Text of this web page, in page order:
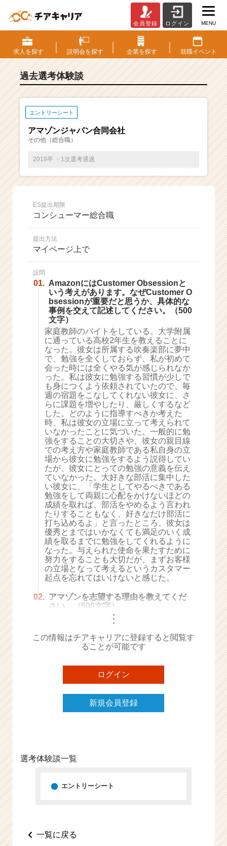
S・
選
考
験
ベ
チ
ー・
成
業
ス
ト
が
届
く
活
サ
イ
ト
チ
ア
キ
ャ
リ
ア
（C
h
e
e
C
a
r
e
e
r）
会員登録 ログイン MENU
求人を探す 説明会を探す 企業を探す 就職イベント
過去選考体験談
エントリーシート
アマゾンジャパン合同会社
その他（総合職）
2019卒 ・1次選考通過
ES提出期限
コンシューマー総合職
提出方法
マイページ上で
設問
01. AmazonにはCustomer Obsessionと
いう考えがあります。なぜCustomer O
bsessionが重要だと思うか、具体的な
事例を交えて記述してください。（500
文字）
家庭教師のバイトをしている。大学附属
に通っている高校2年生を教えることに
なった。彼女は所属する吹奏楽部に夢中
で、勉強を全くしておらず、私が初めて
会った時には全くやる気が感じられなか
った。私は彼女に勉強する習慣が少しで
も身につくよう依頼されていたので、毎
週の宿題をこなしてくれない彼女に、さ
らに課題を増やしたり、厳しくするなど
した。どのように指導すべきか考えた
時、私は彼女の立場に立って考えられて
いなかったことに気づいた。一般的に勉
強をすることの大切さや、彼女の親目線
での考え方や家庭教師である私自身の立
場から彼女に勉強をするよう説得してい
たが、彼女にとっての勉強の意義を伝え
ていなかった。大好きな部活に集中した
い彼女に、「学生としてやるべきである
勉強をして両親に心配をかけないほどの
成績を取れば、部活をやめるよう言われ
たりすることもなく、好きなだけ部活に
打ち込めるよ」と言ったところ、彼女は
優秀とまではいかなくても満足のいく成
績を取るまでに勉強をしてくれるように
なった。与えられた使命を果たすために
努力をすることも大切だが、まずお客様
の立場となって考えるというカスタマー
起点を忘れてはいけないと感じた。
02. アマゾンを志望する理由を教えてくだ
さい。（500文字）
・・・
この情報はチアキャリアに登録すると閲覧す
ることが可能です
ログイン
新規会員登録
選考体験談一覧
エントリーシート
一覧に戻る